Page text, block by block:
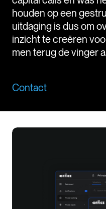
houden op een
uitdaging is dus om
inzicht te creëren
men terug de vinger
Contact